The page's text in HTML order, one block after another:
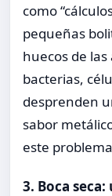
como
pequeñas
huecos de
bacterias,
desprenden
sabor
este
3. Boca